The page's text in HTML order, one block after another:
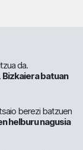
da.
Bizkaiera batuan
berezi batzuen
helburu nagusia